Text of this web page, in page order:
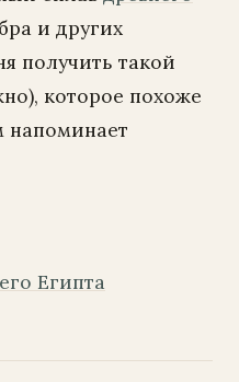
и других
получить такой
которое похоже
напоминает
Египта